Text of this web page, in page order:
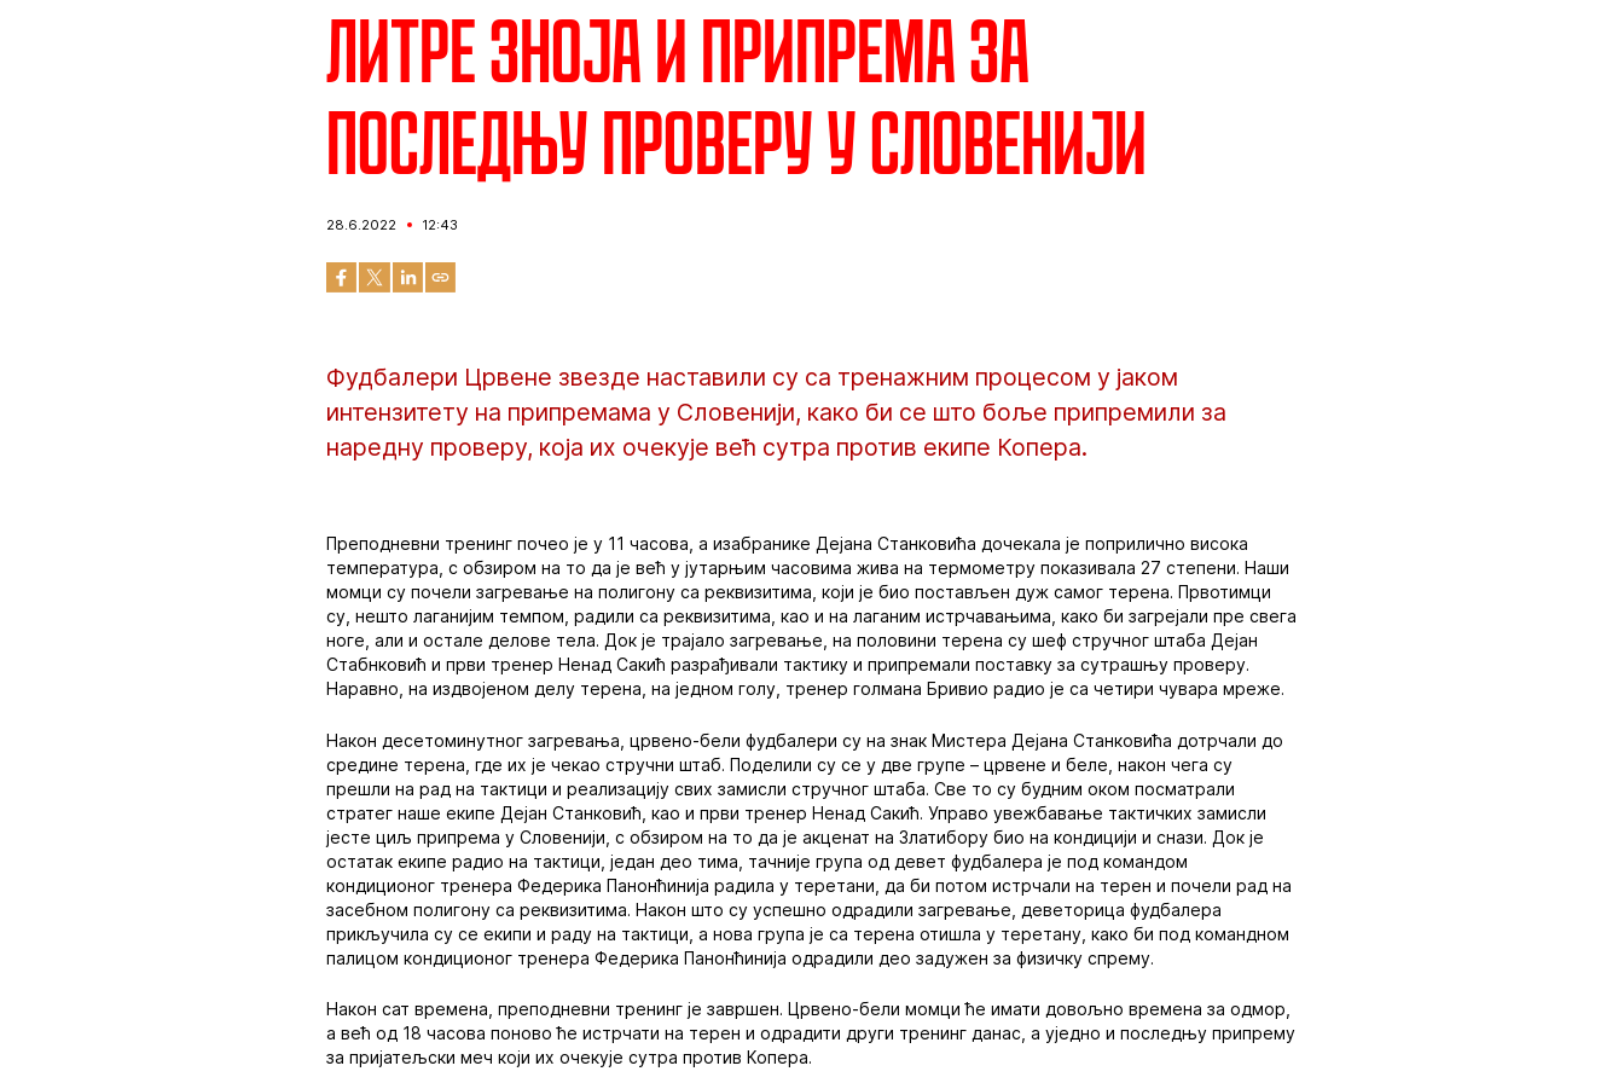
Литре зноја и припрема за
последњу проверу у Словенији
28.6.2022 12:43
Фудбалери Црвене звезде наставили су са тренажним процесом у јаком
интензитету на припремама у Словенији, како би се што боље припремили за
наредну проверу, која их очекује већ сутра против екипе Копера.
Преподневни тренинг почео је у 11 часова, а изабранике Дејана Станковића дочекала је поприлично висока
температура, с обзиром на то да је већ у јутарњим часовима жива на термометру показивала 27 степени. Наши
момци су почели загревање на полигону са реквизитима, који је био постављен дуж самог терена. Првотимци
су, нешто лаганијим темпом, радили са реквизитима, као и на лаганим истрчавањима, како би загрејали пре свега
ноге, али и остале делове тела. Док је трајало загревање, на половини терена су шеф стручног штаба Дејан
Стабнковић и први тренер Ненад Сакић разрађивали тактику и припремали поставку за сутрашњу проверу.
Наравно, на издвојеном делу терена, на једном голу, тренер голмана Бривио радио је са четири чувара мреже.
Након десетоминутног загревања, црвено-бели фудбалери су на знак Мистера Дејана Станковића дотрчали до
средине терена, где их је чекао стручни штаб. Поделили су се у две групе – црвене и беле, након чега су
прешли на рад на тактици и реализацију свих замисли стручног штаба. Све то су будним оком посматрали
стратег наше екипе Дејан Станковић, као и први тренер Ненад Сакић. Управо увежбавање тактичких замисли
јесте циљ припрема у Словенији, с обзиром на то да је акценат на Златибору био на кондицији и снази. Док је
остатак екипе радио на тактици, један део тима, тачније група од девет фудбалера је под командом
кондиционог тренера Федерика Панонћинија радила у теретани, да би потом истрчали на терен и почели рад на
засебном полигону са реквизитима. Након што су успешно одрадили загревање, деветорица фудбалера
прикључила су се екипи и раду на тактици, а нова група је са терена отишла у теретану, како би под командном
палицом кондиционог тренера Федерика Панонћинија одрадили део задужен за физичку спрему.
Након сат времена, преподневни тренинг је завршен. Црвено-бели момци ће имати довољно времена за одмор,
а већ од 18 часова поново ће истрчати на терен и одрадити други тренинг данас, а уједно и последњу припрему
за пријатељски меч који их очекује сутра против Копера.